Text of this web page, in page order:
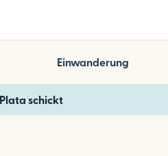
Einwanderung
schickt